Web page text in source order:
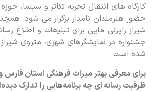
کارگاه های انتقال تجربه تئاتر و سینما،
حضور هنرمندان نامدار برگزار می شود.
شیراز رایزنی هایی برای تبلیغات و اطلاع
جشنواره در نمایشگرهای شهری، متروی
شده است.
برای معرفی بهتر میراث فرهنگی استان فارس و
ظرفیت رسانه ای چه برنامه‌هایی را تدارک